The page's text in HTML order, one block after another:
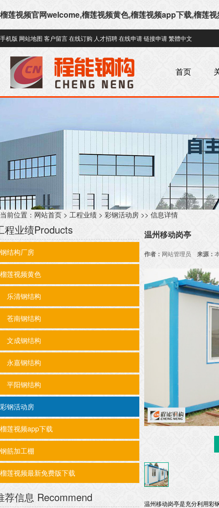
榴莲视频官网welcome,榴莲视频黄色,榴莲视频app下载,榴莲
手机版 网站地图 客户留言在线订购 人才招聘在线申请链接申请繁體中文
首页
当前位置： 网站首页 > 工程业绩 > 彩钢活动房 >> 信息详情
程业绩Products
钢结构厂房
榴莲视频黄色
乐清钢结构
苍南钢结构
文成钢结构
永嘉钢结构
平阳钢结构
彩钢活动房
榴莲视频app下载
钢筋加工棚
榴莲视频最新免费版下载
荐信息 Recommend
温州移动岗亭
作者： 网站管理员 来源：
温州移动岗亭是充分利用彩钢